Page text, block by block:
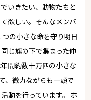
いきたい、動物たちと
欲しい。そんなメンバ
の小さな命を守り明日
じ旗の下で集まった仲
間約数十万匹の小さな
、微力ながらも一頭で
動を行っています。 ホ